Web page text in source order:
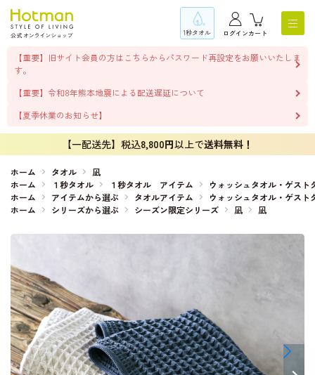
1秒タオル ログインカート
【重要】旧サイト会員の方はこちらからパスワード再設定をお願いいたしま
す。
【重要】令和8年熊本地震による配送遅延について
【夏季休業のお知らせ】
【一配送先】税込8,800円以上で送料無料！
ホーム タオル
凪
ホーム
１秒タオル １秒タオル アイテム
ウォッシュタオル・ゲスト
ホーム
アイテムから選ぶ タオルアイテム
ウォッシュタオル・ゲスト
ホーム
シリーズから選ぶ シーズン限定シリーズ 凪 凪